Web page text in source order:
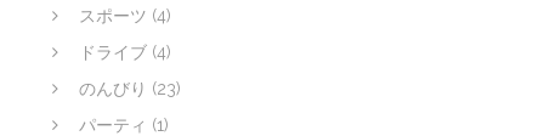
スポーツ (4)
ドライブ (4)
のんびり (23)
パーティ (1)